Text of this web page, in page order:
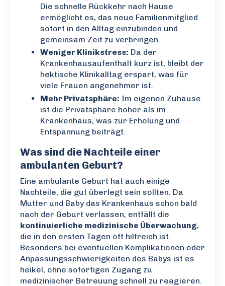
Die schnelle Rückkehr nach Hause
ermöglicht es, das neue Familienmitglied
sofort in den Alltag einzubinden und
gemeinsam Zeit zu verbringen.
Weniger Klinikstress: Da der
Krankenhausaufenthalt kurz ist, bleibt der
hektische Klinikalltag erspart, was für
viele Frauen angenehmer ist.
Mehr Privatsphäre: Im eigenen Zuhause
ist die Privatsphäre höher als im
Krankenhaus, was zur Erholung und
Entspannung beiträgt.
Was sind die Nachteile einer
ambulanten Geburt?
Eine ambulante Geburt hat auch einige
Nachteile, die gut überlegt sein sollten. Da
Mutter und Baby das Krankenhaus schon bald
nach der Geburt verlassen, entfällt die
kontinuierliche medizinische Überwachung,
die in den ersten Tagen oft hilfreich ist.
Besonders bei eventuellen Komplikationen oder
Anpassungsschwierigkeiten des Babys ist es
heikel, ohne sofortigen Zugang zu
medizinischer Betreuung schnell zu reagieren.